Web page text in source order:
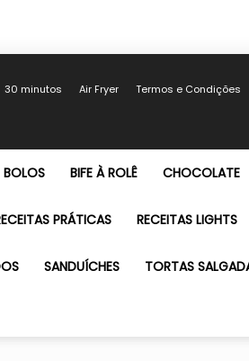
30 minutos Air Fryer
Termos e Condições
BOLOS BIFE À ROLÊ CHOCOLATE
PRÁTICAS RECEITAS LIGHTS
SANDUÍCHES TORTAS